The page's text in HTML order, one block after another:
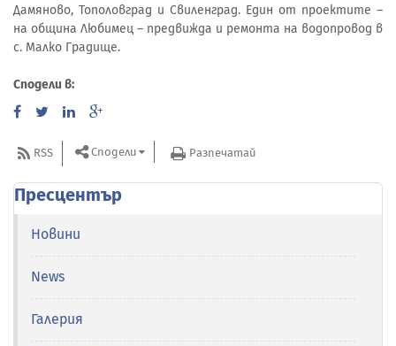
Дамяново, Тополовград и Свиленград. Един от проектите –
на община Любимец – предвижда и ремонта на водопровод в
с. Малко Градище.
Сподели в:
RSS Сподели Разпечатай
Пресцентър
Новини
News
Галерия